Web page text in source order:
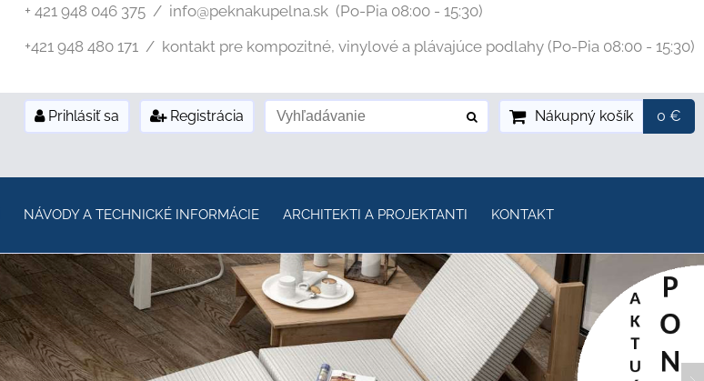
+ 421 948 046 375 / info@peknakupelna.sk (Po-Pia 08:00 - 15:30)
+421 948 480 171 / kontakt pre kompozitné, vinylové a plávajúce podlahy (Po-Pia 08:00 - 15:30)
Prihlásiť sa Registrácia Nákupný košík 0 €
NÁVODY A TECHNICKÉ INFORMÁCIE ARCHITEKTI A PROJEKTANTI KONTAKT